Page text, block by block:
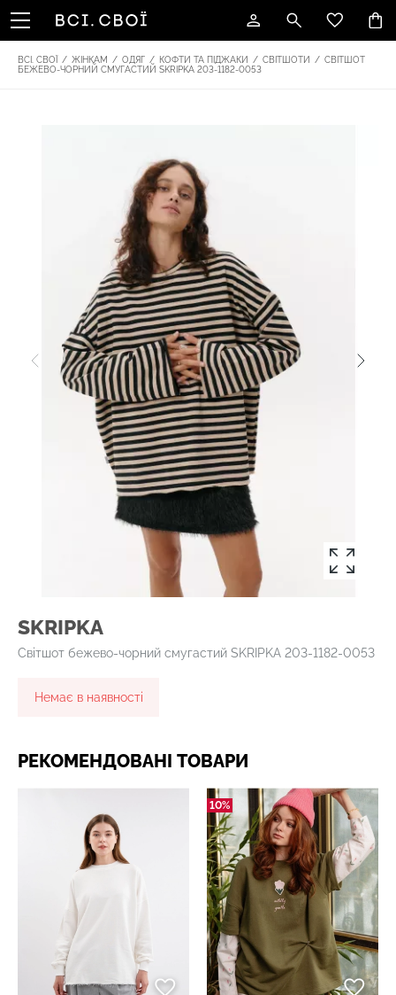
ВСІ. СВОЇ / ЖІНКАМ / ОДЯГ / КОФТИ ТА ПІДЖАКИ / СВІТШОТИ / СВІТШОТ
БЕЖЕВО-ЧОРНИЙ СМУГАСТИЙ SKRIPKA 203-1182-0053
SKRIPKA
Світшот бежево-чорний смугастий SKRIPKA 203-1182-0053
Немає в наявності
РЕКОМЕНДОВАНІ ТОВАРИ
10%